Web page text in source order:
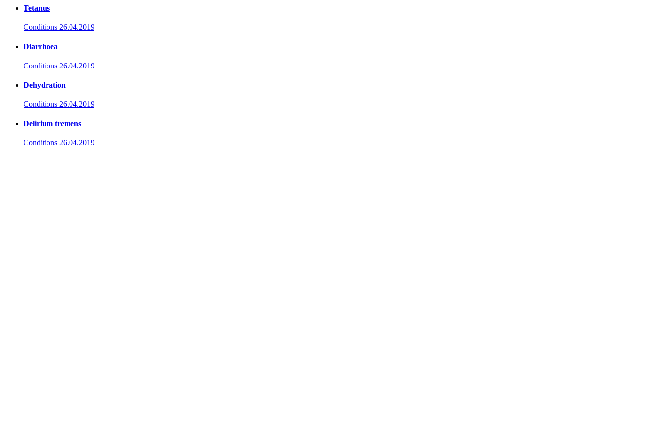
Tetanus
Conditions 26.04.2019
Diarrhoea
Conditions 26.04.2019
Dehydration
Conditions 26.04.2019
Delirium tremens
Conditions 26.04.2019